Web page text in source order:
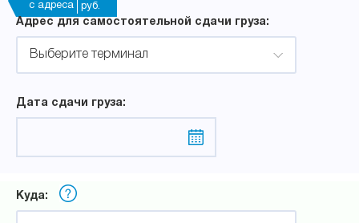
с адреса
руб.
Адрес для самостоятельной сдачи груза:
Выберите терминал
Дата сдачи груза:
Куда: